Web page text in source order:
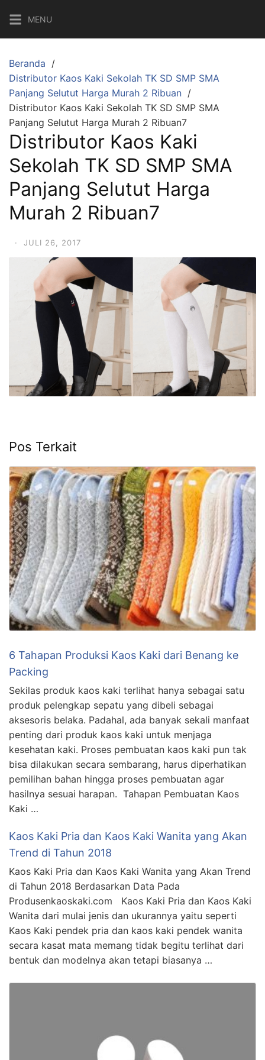
ke
konten
MENU
Beranda
Distributor Kaos Kaki Sekolah TK SD SMP SMA
Panjang Selutut Harga Murah 2 Ribuan
Distributor Kaos Kaki Sekolah TK SD SMP SMA
Panjang Selutut Harga Murah 2 Ribuan7
Distributor Kaos Kaki
Sekolah TK SD SMP SMA
Panjang Selutut Harga
Murah 2 Ribuan7
· JULI 26, 2017
Pos Terkait
6 Tahapan Produksi Kaos Kaki dari Benang ke
Packing
Sekilas produk kaos kaki terlihat hanya sebagai satu
produk pelengkap sepatu yang dibeli sebagai
aksesoris belaka. Padahal, ada banyak sekali manfaat
penting dari produk kaos kaki untuk menjaga
kesehatan kaki. Proses pembuatan kaos kaki pun tak
bisa dilakukan secara sembarang, harus diperhatikan
pemilihan bahan hingga proses pembuatan agar
hasilnya sesuai harapan. Tahapan Pembuatan Kaos
Kaki …
Kaos Kaki Pria dan Kaos Kaki Wanita yang Akan
Trend di Tahun 2018
Kaos Kaki Pria dan Kaos Kaki Wanita yang Akan Trend
di Tahun 2018 Berdasarkan Data Pada
Produsenkaoskaki.com Kaos Kaki Pria dan Kaos Kaki
Wanita dari mulai jenis dan ukurannya yaitu seperti
Kaos Kaki pendek pria dan kaos kaki pendek wanita
secara kasat mata memang tidak begitu terlihat dari
bentuk dan modelnya akan tetapi biasanya …